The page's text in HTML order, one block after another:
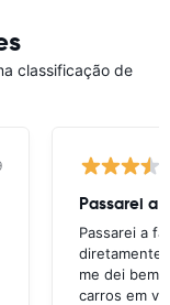
classificação de
Passarei a
Passarei a
diretamente
me dei bem
carros em